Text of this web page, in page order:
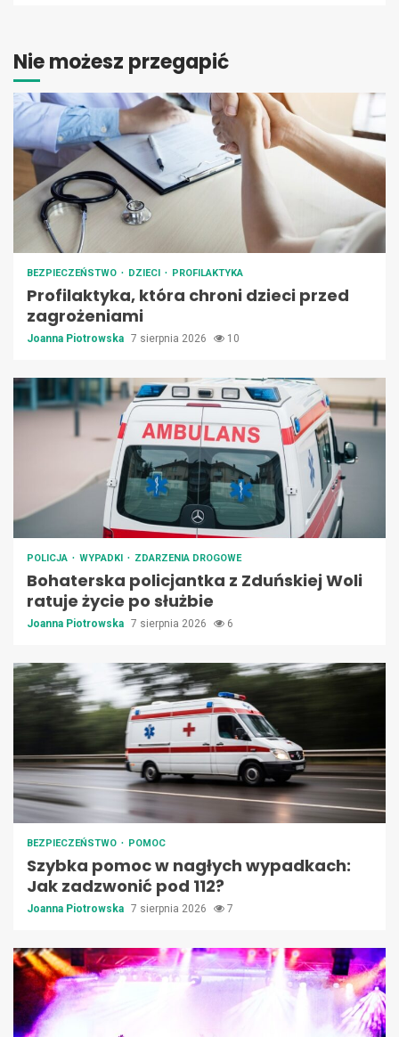
Nie możesz przegapić
BEZPIECZEŃSTWO DZIECI PROFILAKTYKA
Profilaktyka, która chroni dzieci przed
zagrożeniami
Joanna Piotrowska 7 sierpnia 2026 10
POLICJA WYPADKI ZDARZENIA DROGOWE
Bohaterska policjantka z Zduńskiej Woli
ratuje życie po służbie
Joanna Piotrowska 7 sierpnia 2026 6
BEZPIECZEŃSTWO POMOC
Szybka pomoc w nagłych wypadkach:
Jak zadzwonić pod 112?
Joanna Piotrowska 7 sierpnia 2026 7